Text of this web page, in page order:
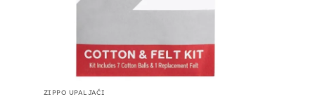
ZIPPO UPALJAČI